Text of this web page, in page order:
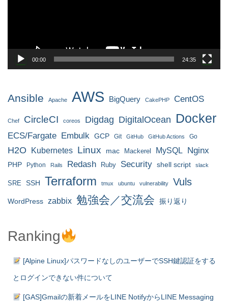
00:00 24:35
Ansible Apache AWS BigQuery CakePHP CentOS
Chef CircleCI coreos Digdag DigitalOcean Docker
ECS/Fargate Embulk GCP Git GitHub GitHub Actions Go
H2O Kubernetes Linux mac Mackerel MySQL Nginx
PHP Python Rails Redash Ruby Security shell script slack
SRE SSH Terraform tmux ubuntu vulnerability Vuls
WordPress zabbix 勉強会／交流会 振り返り
Ranking
[Alpine Linux]パスワードなしのユーザーでSSH鍵認証をする
とログインできない件について
[GAS]Gmailの新着メールをLINE NotifyからLINE Messaging